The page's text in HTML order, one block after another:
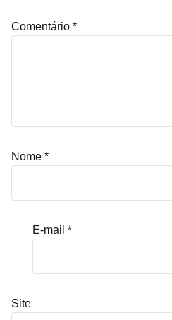
Comentário *
Nome *
E-mail *
Site